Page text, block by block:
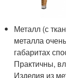
Металл (с
металла
габаритах
Практичны,
Изделия из